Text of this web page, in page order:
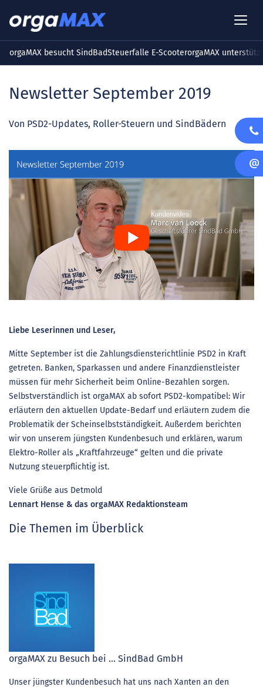
orgaMAX besucht SindBadSteuerfalle E-ScooterorgaMAX unterstützt
Newsletter September 2019
Von PSD2-Updates, Roller-Steuern und SindBädern
Liebe Leserinnen und Leser,
Mitte September ist die Zahlungsdiensterichtlinie PSD2 in Kraft
getreten. Banken, Sparkassen und andere Finanzdienstleister
müssen für mehr Sicherheit beim Online-Bezahlen sorgen.
Selbstverständlich ist orgaMAX ab sofort PSD2-kompatibel: Wir
erläutern den aktuellen Update-Bedarf und erläutern zudem die
Problematik der Scheinselbstständigkeit. Außerdem berichten
wir von unserem jüngsten Kundenbesuch und erklären, warum
Elektro-Roller als „Kraftfahrzeuge“ gelten und die private
Nutzung steuerpflichtig ist.
Viele Grüße aus Detmold
Lennart Hense & das orgaMAX Redaktionsteam
Die Themen im Überblick
orgaMAX zu Besuch bei ... SindBad GmbH
Unser jüngster Kundenbesuch hat uns nach Xanten an den